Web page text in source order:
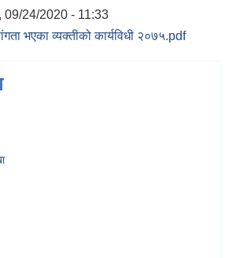
09/24/2020 - 11:33
भएका व्यक्तीको कार्यविधी २०७५.pdf